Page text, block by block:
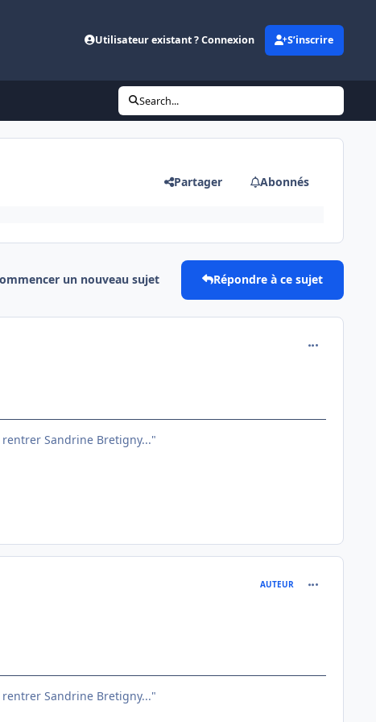
Utilisateur existant ? Connexion S’inscrire
Search...
Partager Abonnés
un nouveau sujet Répondre à ce sujet
Sandrine Bretigny..."
AUTEUR
Sandrine Bretigny..."